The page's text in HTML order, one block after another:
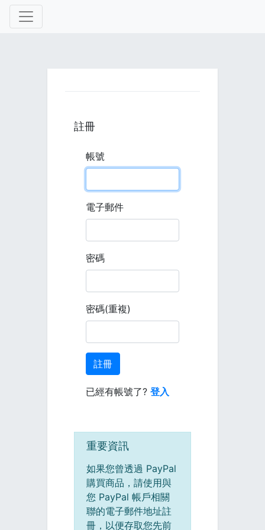
註冊
帳號
電子郵件
密碼
密碼(重複)
註冊
已經有帳號了? 登入
重要資訊
如果您曾透過 PayPal
購買商品，請使用與
您 PayPal 帳戶相關
聯的電子郵件地址註
冊，以便存取您先前